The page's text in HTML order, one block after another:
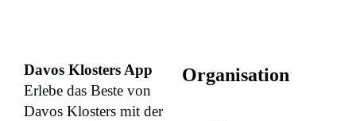
Davos Klosters App
Erlebe das Beste von
Davos Klosters mit der
Organisation